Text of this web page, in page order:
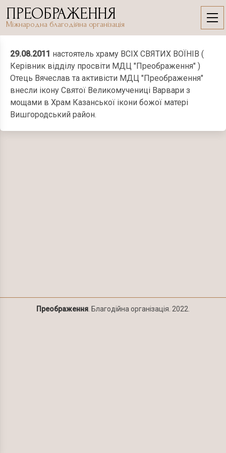
Skip
content
ПРЕОБРАЖЕННЯ
Міжнародна благодійна організація
29.08.2011
29.08.2011 настоятель храму ВСІХ СВЯТИХ ВОЇНІВ (
Керівник відділу просвіти МДЦ "Преображення" )
Отець Вячеслав та активісти МДЦ "Преображення"
внесли ікону Святої Великомучениці Варвари з
мощами в Храм Казанської ікони божої матері
Вишгородський район.
Преображення. Благодійна організація. 2022.